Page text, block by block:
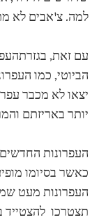
למה. צ'אבים לא
הביוטי, כמו
יצאו לא מכבר
יותר באריזתם
העפרונות החדשים
כאשר בסיומו
העפרונות מעט
תצטרכו להצטייד